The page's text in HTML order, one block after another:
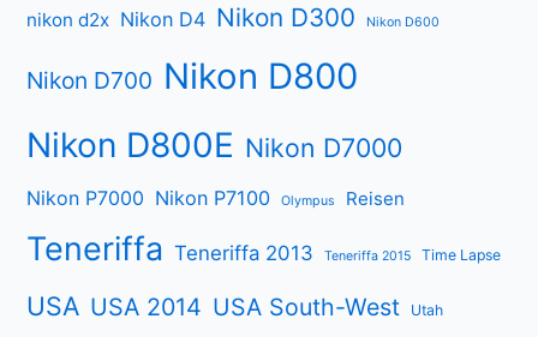
nikon d2x Nikon D4 Nikon D300 Nikon D600
Nikon D700 Nikon D800
Nikon D800E Nikon D7000
Nikon P7000 Nikon P7100 Olympus Reisen
Teneriffa Teneriffa 2013 Teneriffa 2015 Time Lapse
USA USA 2014 USA South-West Utah